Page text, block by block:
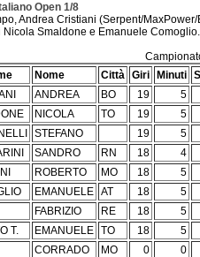
Open 1/8
Andrea Cristiani (Serpent/
Smaldone e Emanuele Comoglio.
Nome Città Giri Minuti
ANDREA BO 19 5
NICOLA TO 19 5
STEFANO 19 5
SANDRO RN 18 4
ROBERTO MO 18 5
EMANUELE AT 18 5
FABRIZIO RE 18 5
T. EMANUELE TO 18 5
CORRADO MO 0 0